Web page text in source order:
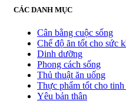
CÁC DANH MỤC
Cân bằng cuộc sống
Chế độ ăn tốt cho sức
Dinh dưỡng
Phong cách sống
Thủ thuật ăn uống
Thực phẩm tốt cho tinh
Yêu bản thân